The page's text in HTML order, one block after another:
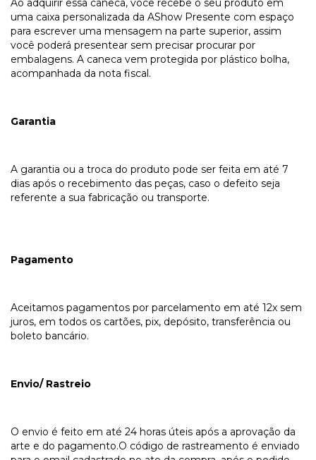
Ao adquirir essa caneca, você recebe o seu produto em
uma caixa personalizada da AShow Presente com espaço
para escrever uma mensagem na parte superior, assim
você poderá presentear sem precisar procurar por
embalagens. A caneca vem protegida por plástico bolha,
acompanhada da nota fiscal.
Garantia
A garantia ou a troca do produto pode ser feita em até 7
dias após o recebimento das peças, caso o defeito seja
referente a sua fabricação ou transporte.
Pagamento
Aceitamos pagamentos por parcelamento em até 12x sem
juros, em todos os cartões, pix, depósito, transferência ou
boleto bancário.
Envio/ Rastreio
O envio é feito em até 24 horas úteis após a aprovação da
arte e do pagamento.O código de rastreamento é enviado